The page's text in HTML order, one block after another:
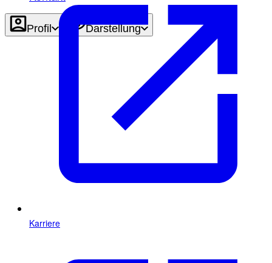
Profil Darstellung
Karriere